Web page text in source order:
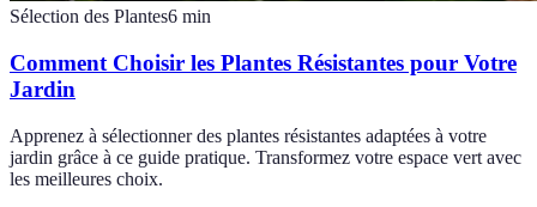
Sélection des Plantes6 min
Comment Choisir les Plantes Résistantes pour Votre
Jardin
Apprenez à sélectionner des plantes résistantes adaptées à votre
jardin grâce à ce guide pratique. Transformez votre espace vert avec
les meilleures choix.